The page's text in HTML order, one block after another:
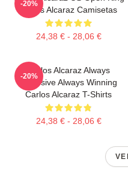
Carlos Alcaraz Camisetas
24,38 € - 28,06 €
-20%
Carlos Alcaraz Always
Explosive Always Winning
Carlos Alcaraz T-Shirts
24,38 € - 28,06 €
-20%